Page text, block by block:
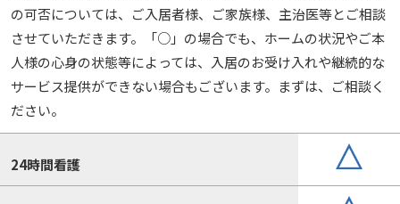
の可否については、ご入居者様、ご家族様、主治医等とご相談
させていただきます。「○」の場合でも、ホームの状況やご本
人様の心身の状態等によっては、入居のお受け入れや継続的な
サービス提供ができない場合もございます。まずは、ご相談く
ださい。
24時間看護